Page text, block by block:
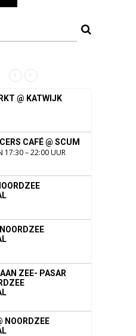
@ KATWIJK
CAFÉ @ SCUM
17:30 – 22:00 UUR
ZEE- PASAR
NOORDZEE